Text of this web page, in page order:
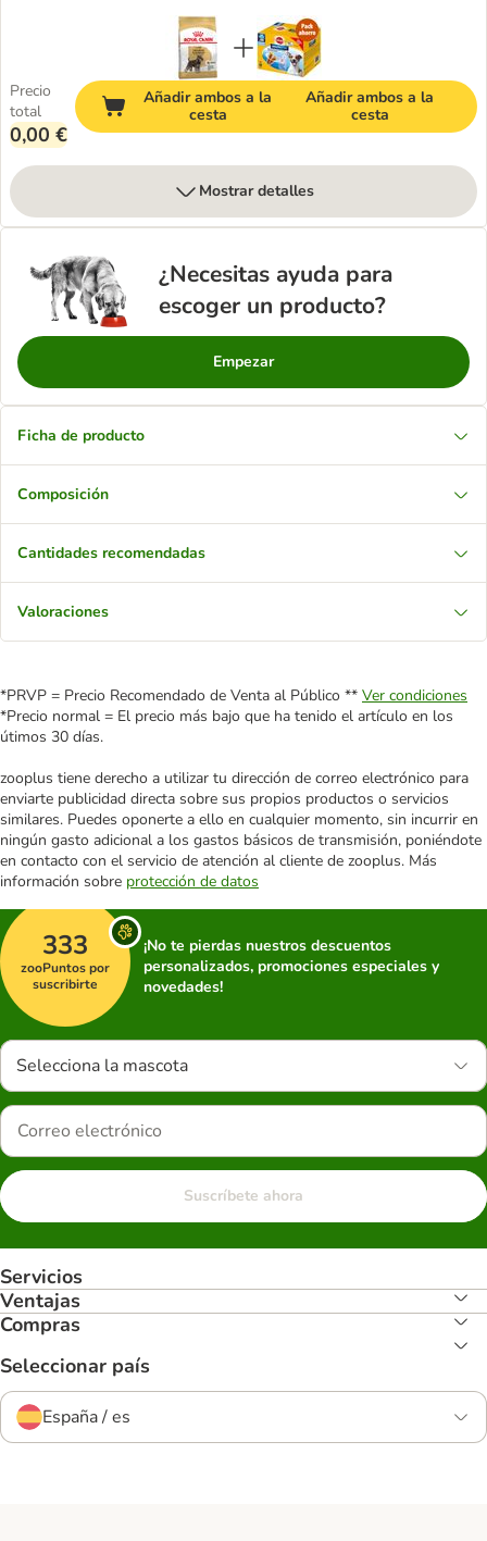
Precio
total
0,00 €
Añadir ambos a la
cesta
Añadir ambos a la
cesta
Mostrar detalles
¿Necesitas ayuda para
escoger un producto?
Empezar
Ficha de producto
Composición
Cantidades recomendadas
Valoraciones
*PRVP = Precio Recomendado de Venta al Público ** Ver condiciones
*Precio normal = El precio más bajo que ha tenido el artículo en los
útimos 30 días.
zooplus tiene derecho a utilizar tu dirección de correo electrónico para
enviarte publicidad directa sobre sus propios productos o servicios
similares. Puedes oponerte a ello en cualquier momento, sin incurrir en
ningún gasto adicional a los gastos básicos de transmisión, poniéndote
en contacto con el servicio de atención al cliente de zooplus. Más
información sobre protección de datos
333
zooPuntos por
suscribirte
¡No te pierdas nuestros descuentos
personalizados, promociones especiales y
novedades!
Selecciona la mascota
Suscríbete ahora
Servicios
Ventajas
Compras
Seleccionar país
España / es